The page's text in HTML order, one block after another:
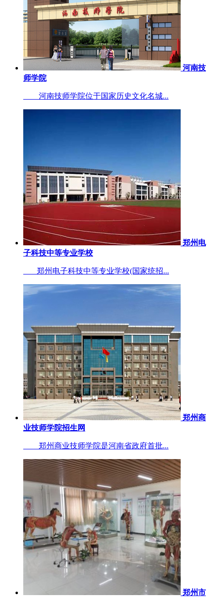
河南技
师学院
河南技师学院位于国家历史文化名城...
郑州电
子科技中等专业学校
郑州电子科技中等专业学校(国家统招...
郑州商
业技师学院招生网
郑州商业技师学院是河南省政府首批...
郑州市